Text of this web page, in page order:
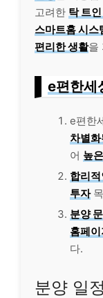
고려한 탁 트
스마트홈 시스
편리한 생활을
e편한세
e편한
차별
어 높
합리
투자
분양
홈페이
다.
분양 일